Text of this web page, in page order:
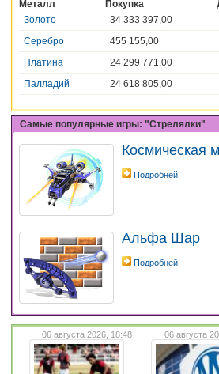
Металл
Покупка
Золото
34 333 397,00
Серебро
455 155,00
Платина
24 299 771,00
Палладий
24 618 805,00
Самые популярные игры: "Стрелялки"
Космическая
Подробней
Альфа Шар
Подробней
06 августа 2026, 18:48 06 августа